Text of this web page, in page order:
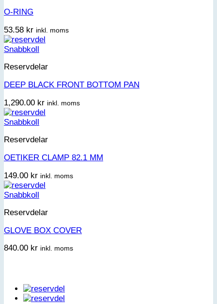
O-RING
53.58 kr inkl. moms
Snabbkoll
Reservdelar
DEEP BLACK FRONT BOTTOM PAN
1,290.00 kr inkl. moms
Snabbkoll
Reservdelar
OETIKER CLAMP 82.1 MM
149.00 kr inkl. moms
Snabbkoll
Reservdelar
GLOVE BOX COVER
840.00 kr inkl. moms